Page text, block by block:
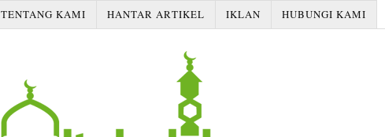
TENTANG KAMI HANTAR ARTIKEL IKLAN HUBUNGI KAMI